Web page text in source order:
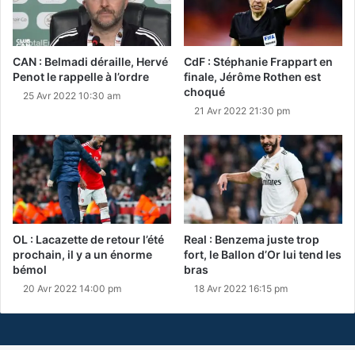
CAN : Belmadi déraille, Hervé
Penot le rappelle à l’ordre
25 Avr 2022 10:30 am
CdF : Stéphanie Frappart en
finale, Jérôme Rothen est
choqué
21 Avr 2022 21:30 pm
OL : Lacazette de retour l’été
prochain, il y a un énorme
bémol
20 Avr 2022 14:00 pm
Real : Benzema juste trop
fort, le Ballon d’Or lui tend les
bras
18 Avr 2022 16:15 pm